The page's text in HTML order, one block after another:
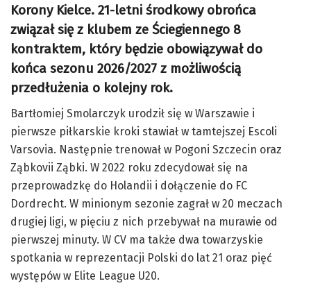
Korony Kielce. 21-letni środkowy obrońca
związał się z klubem ze Ściegiennego 8
kontraktem, który będzie obowiązywał do
końca sezonu 2026/2027 z możliwością
przedłużenia o kolejny rok.
Bartłomiej Smolarczyk urodził się w Warszawie i
pierwsze piłkarskie kroki stawiał w tamtejszej Escoli
Varsovia. Następnie trenował w Pogoni Szczecin oraz
Ząbkovii Ząbki. W 2022 roku zdecydował się na
przeprowadzkę do Holandii i dołączenie do FC
Dordrecht. W minionym sezonie zagrał w 20 meczach
drugiej ligi, w pięciu z nich przebywał na murawie od
pierwszej minuty. W CV ma także dwa towarzyskie
spotkania w reprezentacji Polski do lat 21 oraz pięć
występów w Elite League U20.